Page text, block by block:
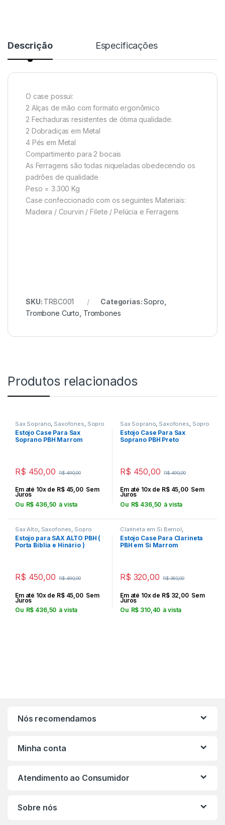
ROLAND
KORG
Descrição Especificações
O case possui:
2 Alças de mão com formato ergonômico
2 Fechaduras resistentes de ótima qualidade.
2 Dobradiças em Metal
4 Pés em Metal
Compartimento para 2 bocais
As Ferragens são todas niqueladas obedecendo os
padrões de qualidade
Peso = 3.300 Kg
Case confeccionado com os seguintes Materiais:
Madeira / Courvin / Filete / Pelúcia e Ferragens
SKU: TRBC001 Categorias:Sopro
Trombone Curto Trombones
Produtos relacionados
Sax Soprano Saxofones Sopro
Estojo Case Para Sax
Soprano PBH Marrom
R$ 450,00 R$490,00
Em até 10x de R$45,00 Sem
Juros
Ou R$ 436,50 à vista
Sax Soprano Saxofones Sopro
Estojo Case Para Sax
Soprano PBH Preto
R$ 450,00 R$490,00
Em até 10x de R$45,00 Sem
Juros
Ou R$ 436,50 à vista
Sax Alto Saxofones Sopro
Estojo para SAX ALTO PBH (
Porta Bíblia e Hinário )
R$ 450,00 R$490,00
Em até 10x de R$45,00 Sem
Juros
Ou R$ 436,50 à vista
Clarineta em Si Bemol
Clarinetas Sopro
Estojo Case Para Clarineta
PBH em Si Marrom
R$ 320,00 R$360,00
Em até 10x de R$32,00 Sem
Juros
Ou R$ 310,40 à vista
Nós recomendamos
Minha conta
Atendimento ao Consumidor
Sobre nós